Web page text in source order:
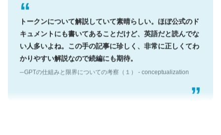
トークンについて解説していて素晴らしい。ほぼ公式のド
キュメントにも書いてあることだけど、英語だと読んでな
い人多いよね。この手の記事に珍しく、非常に正しくてわ
かりやすい解説なので続編にも期待。